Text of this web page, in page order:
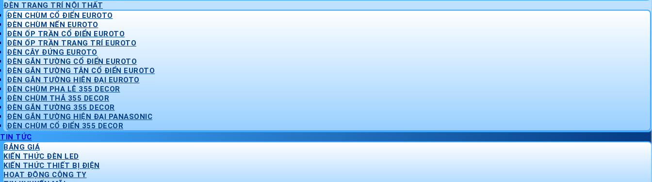
ĐÈN TRANG TRÍ NỘI THẤT
ĐÈN CHÙM CỔ ĐIỂN EUROTO
ĐÈN CHÙM NẾN EUROTO
ĐÈN ỐP TRẦN CỔ ĐIỂN EUROTO
ĐÈN ỐP TRẦN TRANG TRÍ EUROTO
ĐÈN CÂY ĐỨNG EUROTO
ĐÈN GẮN TƯỜNG CỔ ĐIỂN EUROTO
ĐÈN GẮN TƯỜNG TÂN CỔ ĐIỂN EUROTO
ĐÈN GẮN TƯỜNG HIỆN ĐẠI EUROTO
ĐÈN CHÙM PHA LÊ 355 DECOR
ĐÈN CHÙM THẢ 355 DECOR
ĐÈN GẮN TƯỜNG 355 DECOR
ĐÈN GẮN TƯỜNG HIỆN ĐẠI PANASONIC
ĐÈN CHÙM CỔ ĐIỂN 355 DECOR
TIN TỨC
BẢNG GIÁ
KIẾN THỨC ĐÈN LED
KIẾN THỨC THIẾT BỊ ĐIỆN
HOẠT ĐỘNG CÔNG TY